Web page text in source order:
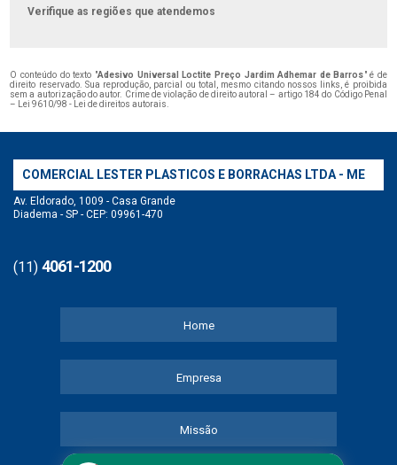
Verifique as regiões que atendemos
O conteúdo do texto "Adesivo Universal Loctite Preço Jardim Adhemar de Barros" é de
direito reservado. Sua reprodução, parcial ou total, mesmo citando nossos links, é proibida
sem a autorização do autor. Crime de violação de direito autoral – artigo 184 do Código Penal
–
Lei 9610/98 - Lei de direitos autorais
COMERCIAL LESTER PLASTICOS E BORRACHAS LTDA - ME
Av. Eldorado, 1009 - Casa Grande
Diadema - SP - CEP: 09961-470
(11) 4061-1200
Home
Empresa
Missão